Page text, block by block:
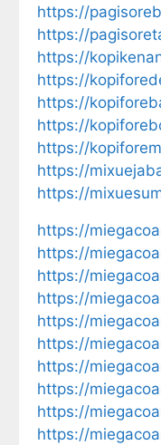
https://
https://
https://
https://
https://
https://
https://
https://
https://
https://
https://
https://
https://
https://
https://
https://
https://
https://
https://